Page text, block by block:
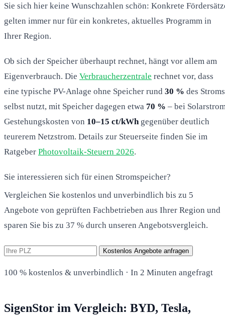
Sie sich hier keine Wunschzahlen schön: Konkrete
gelten immer nur für ein konkretes, aktuelles Programm in
Ihrer Region.
Ob sich der Speicher überhaupt rechnet, hängt vor allem am
Eigenverbrauch. Die Verbraucherzentrale rechnet vor, dass
eine typische PV-Anlage ohne Speicher rund 30 % des Stroms
selbst nutzt, mit Speicher dagegen etwa 70 % – bei
Gestehungskosten von 10–15 ct/kWh gegenüber deutlich
teurerem Netzstrom. Details zur Steuerseite finden Sie im
Ratgeber Photovoltaik-Steuern 2026.
Sie interessieren sich für einen Stromspeicher?
Vergleichen Sie kostenlos und unverbindlich bis zu 5
Angebote von geprüften Fachbetrieben aus Ihrer Region und
sparen Sie bis zu 37 % durch unseren Angebotsvergleich.
Kostenlos Angebote anfragen
100 % kostenlos & unverbindlich · In 2 Minuten angefragt
SigenStor im Vergleich: BYD, Tesla,